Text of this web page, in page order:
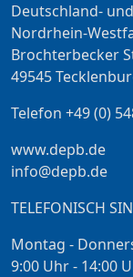
Deutschland-
Nordrhein-
Brochterbecker
49545
Telefon +49 (0)
www.depb.de
info@depb.de
TELEFONISCH
Montag -
9:00 Uhr - 14:00